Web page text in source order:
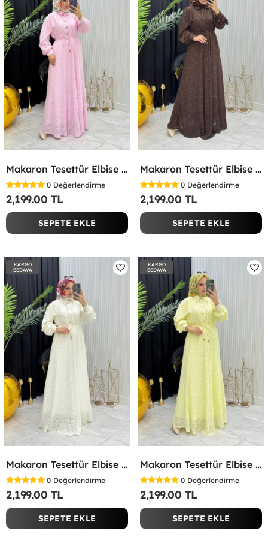
Makaron Tesettür Elbise Pembe Pembe
0 Değerlendirme
2,199.00 TL
SEPETE EKLE
Makaron Tesettür Elbise Kahverengi Kahverengi
0 Değerlendirme
2,199.00 TL
SEPETE EKLE
KARGO
BEDAVA
Makaron Tesettür Elbise Beyaz Beyaz
0 Değerlendirme
2,199.00 TL
SEPETE EKLE
KARGO
BEDAVA
Makaron Tesettür Elbise Sarı Sarı
0 Değerlendirme
2,199.00 TL
SEPETE EKLE